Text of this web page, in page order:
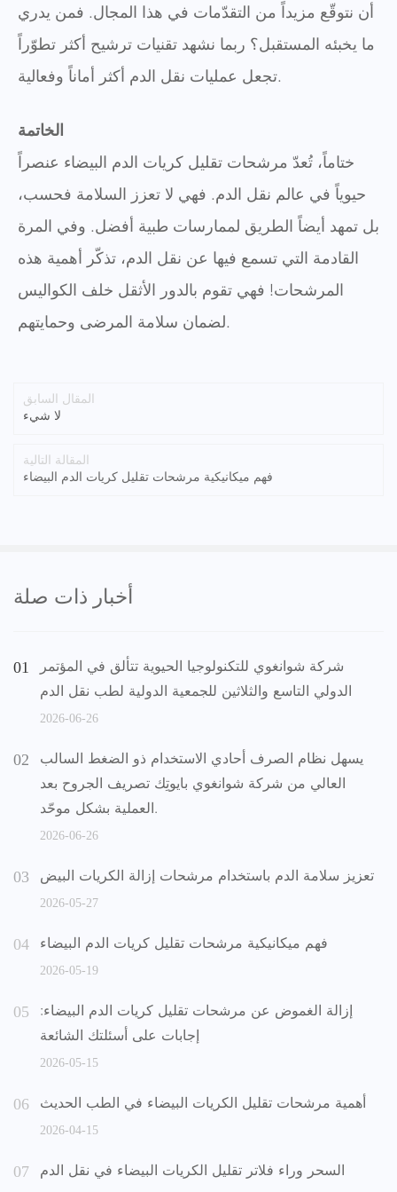
أن نتوقّع مزيداً من التقدّمات في هذا المجال. فمن يدري
ما يخبئه المستقبل؟ ربما نشهد تقنيات ترشيح أكثر تطوّراً
تجعل عمليات نقل الدم أكثر أماناً وفعالية.
الخاتمة
ختاماً، تُعدّ مرشحات تقليل كريات الدم البيضاء عنصراً
حيوياً في عالم نقل الدم. فهي لا تعزز السلامة فحسب،
بل تمهد أيضاً الطريق لممارسات طبية أفضل. وفي المرة
القادمة التي تسمع فيها عن نقل الدم، تذكّر أهمية هذه
المرشحات! فهي تقوم بالدور الأثقل خلف الكواليس
لضمان سلامة المرضى وحمايتهم.
المقال السابق
لا شيء
المقالة التالية
فهم ميكانيكية مرشحات تقليل كريات الدم البيضاء
أخبار ذات صلة
شركة شوانغوي للتكنولوجيا الحيوية تتألق في المؤتمر
الدولي التاسع والثلاثين للجمعية الدولية لطب نقل الدم
2026-06-26
يسهل نظام الصرف أحادي الاستخدام ذو الضغط السالب
العالي من شركة شوانغوي بايوتِك تصريف الجروح بعد
العملية بشكل موحّد.
2026-06-26
تعزيز سلامة الدم باستخدام مرشحات إزالة الكريات البيض
2026-05-27
فهم ميكانيكية مرشحات تقليل كريات الدم البيضاء
2026-05-19
إزالة الغموض عن مرشحات تقليل كريات الدم البيضاء:
إجابات على أسئلتك الشائعة
2026-05-15
أهمية مرشحات تقليل الكريات البيضاء في الطب الحديث
2026-04-15
السحر وراء فلاتر تقليل الكريات البيضاء في نقل الدم